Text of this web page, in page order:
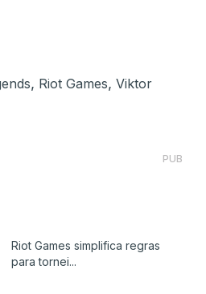
, Riot Games, Viktor
PUB
Riot Games simplifica regras
para tornei...